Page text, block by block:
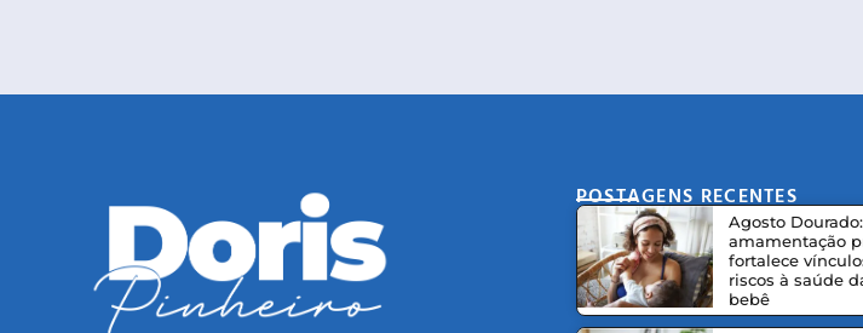
POSTAGENS RECENTES
Agosto Dourado:
amamentação
fortalece
riscos à saúde
bebê